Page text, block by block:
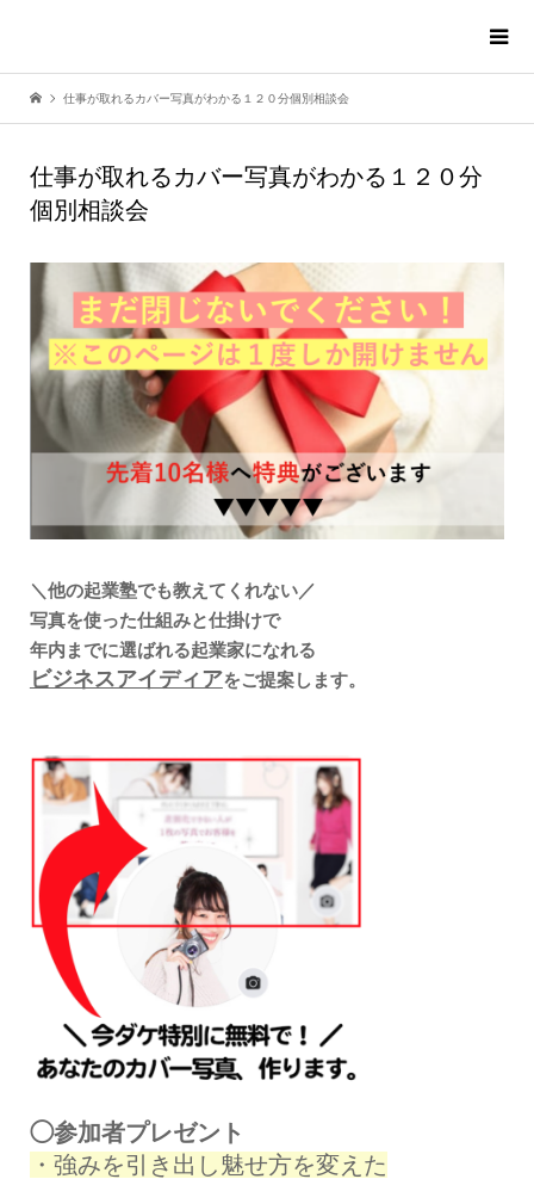
仕事が取れるカバー写真がわかる１２０分個別相談会
仕事が取れるカバー写真がわかる１２０分
個別相談会
＼他の起業塾でも教えてくれない／
写真を使った仕組みと仕掛けで
年内までに選ばれる起業家になれる
ビジネスアイディアをご提案します。
◯参加者プレゼント
・強みを引き出し魅せ方を変えた